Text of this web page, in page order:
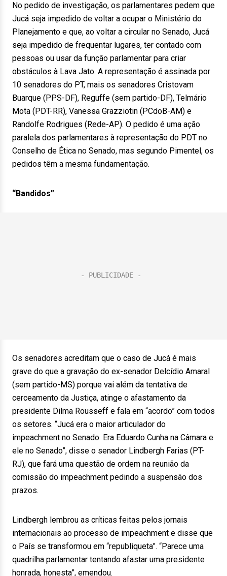
No pedido de investigação, os parlamentares pedem que
Jucá seja impedido de voltar a ocupar o Ministério do
Planejamento e que, ao voltar a circular no Senado, Jucá
seja impedido de frequentar lugares, ter contado com
pessoas ou usar da função parlamentar para criar
obstáculos à Lava Jato. A representação é assinada por
10 senadores do PT, mais os senadores Cristovam
Buarque (PPS-DF), Reguffe (sem partido-DF), Telmário
Mota (PDT-RR), Vanessa Grazziotin (PCdoB-AM) e
Randolfe Rodrigues (Rede-AP). O pedido é uma ação
paralela dos parlamentares à representação do PDT no
Conselho de Ética no Senado, mas segundo Pimentel, os
pedidos têm a mesma fundamentação.
“Bandidos”
Os senadores acreditam que o caso de Jucá é mais
grave do que a gravação do ex-senador Delcídio Amaral
(sem partido-MS) porque vai além da tentativa de
cerceamento da Justiça, atinge o afastamento da
presidente Dilma Rousseff e fala em “acordo” com todos
os setores. “Jucá era o maior articulador do
impeachment no Senado. Era Eduardo Cunha na Câmara e
ele no Senado”, disse o senador Lindbergh Farias (PT-
RJ), que fará uma questão de ordem na reunião da
comissão do impeachment pedindo a suspensão dos
prazos.
Lindbergh lembrou as críticas feitas pelos jornais
internacionais ao processo de impeachment e disse que
o País se transformou em “republiqueta”. “Parece uma
quadrilha parlamentar tentando afastar uma presidente
honrada, honesta”, emendou.